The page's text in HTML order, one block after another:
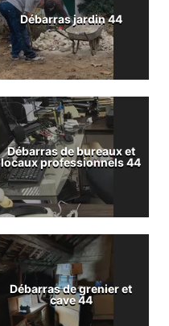
Débarras jardin 44
Débarras de bureaux et
locaux professionnels 44
Débarras de grenier et
cave 44